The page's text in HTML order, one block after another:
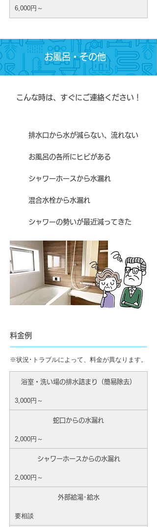
6,000円～
お風呂・その他
こんな時は、すぐにご連絡ください！
排水口から水が減らない、流れない
お風呂の各所にヒビがある
シャワーホースから水漏れ
混合水栓から水漏れ
シャワーの勢いが最近減ってきた
料金例
※状況･トラブルによって、料金が異なります。
浴室・洗い場の排水詰まり（簡易除去）
3,000円～
蛇口からの水漏れ
2,000円～
シャワーホースからの水漏れ
2,000円～
外部給湯･給水
要相談